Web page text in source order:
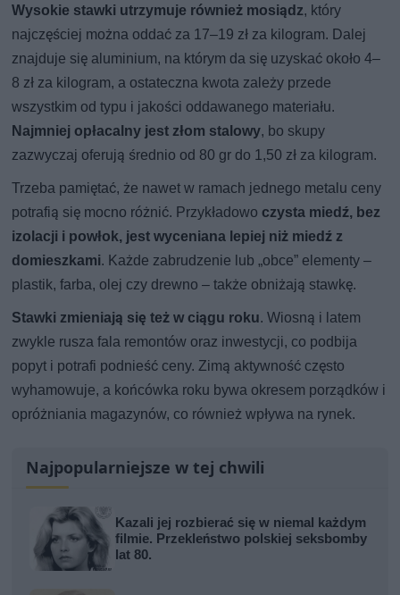
Wysokie stawki utrzymuje również mosiądz, który
najczęściej można oddać za 17–19 zł za kilogram. Dalej
znajduje się aluminium, na którym da się uzyskać około 4–
8 zł za kilogram, a ostateczna kwota zależy przede
wszystkim od typu i jakości oddawanego materiału.
Najmniej opłacalny jest złom stalowy, bo skupy
zazwyczaj oferują średnio od 80 gr do 1,50 zł za kilogram.
Trzeba pamiętać, że nawet w ramach jednego metalu ceny
potrafią się mocno różnić. Przykładowo czysta miedź, bez
izolacji i powłok, jest wyceniana lepiej niż miedź z
domieszkami. Każde zabrudzenie lub „obce” elementy –
plastik, farba, olej czy drewno – także obniżają stawkę.
Stawki zmieniają się też w ciągu roku. Wiosną i latem
zwykle rusza fala remontów oraz inwestycji, co podbija
popyt i potrafi podnieść ceny. Zimą aktywność często
wyhamowuje, a końcówka roku bywa okresem porządków i
opróżniania magazynów, co również wpływa na rynek.
Najpopularniejsze w tej chwili
Kazali jej rozbierać się w niemal każdym
filmie. Przekleństwo polskiej seksbomby
lat 80.